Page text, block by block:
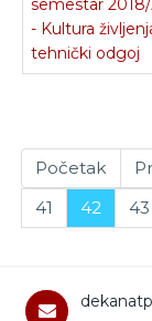
semestar 2018/
- Kultura
tehnički odgoj
Početak
41
42 43